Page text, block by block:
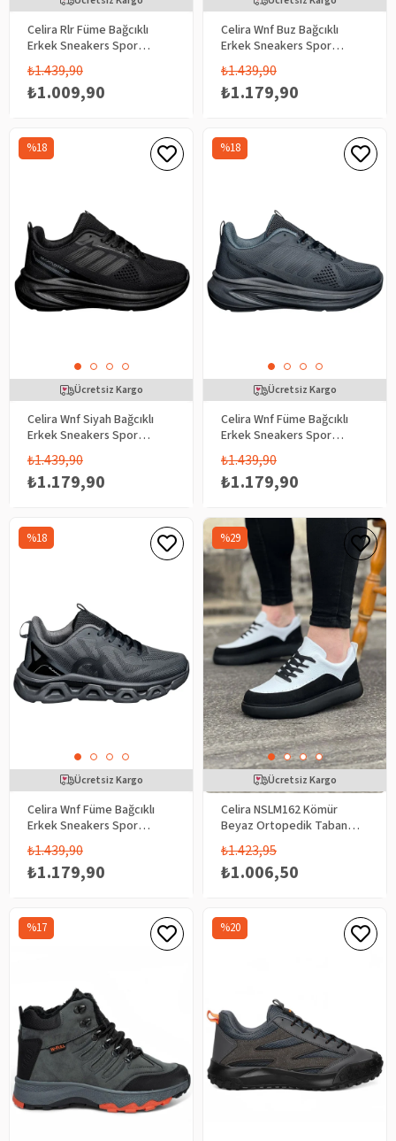
Celira Rlr Füme Bağcıklı
Erkek Sneakers Spor
Aykkabı 2025
₺1.009,90
₺1.439,90
Celira Wnf Buz Bağcıklı
Erkek Sneakers Spor
Aykkabı 4341
₺1.179,90
₺1.439,90
Celira Wnf Siyah Bağcıklı
Erkek Sneakers Spor
Aykkabı 4341
₺1.179,90
₺1.439,90
%18
Ücretsiz Kargo
Celira Wnf Füme Bağcıklı
Erkek Sneakers Spor
Aykkabı 4341
₺1.179,90
₺1.439,90
%18
Ücretsiz Kargo
Celira Wnf Füme Bağcıklı
Erkek Sneakers Spor
Aykkabı 4342
₺1.179,90
₺1.439,90
%18
Ücretsiz Kargo
Celira NSLM162 Kömür
Beyaz Ortopedik Taban
Erkek Casual Ayakkabı
₺1.006,50
₺1.423,95
%29
Ücretsiz Kargo
%17 %20